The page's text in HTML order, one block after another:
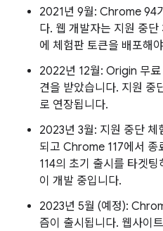
2021년 9월: Chrome 94
다. 웹 개발자는 지원 중
에 체험판 토큰을 배포해
2022년 12월: Origin 무료
견을 받았습니다. 지원 중
로 연장됩니다.
2023년 3월: 지원 중단
되고 Chrome 117에서
114의 초기 출시를 타겟팅
이 개발 중입니다.
2023년 5월 (예정):
즘이 출시됩니다. 웹사이